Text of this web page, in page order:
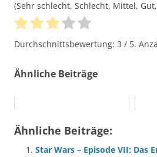
(Sehr schlecht, Schlecht, Mittel,
Durchschnittsbewertung: 3 / 5.
Ähnliche Beiträge
Ähnliche Beiträge:
Star Wars – Episode VII: Das